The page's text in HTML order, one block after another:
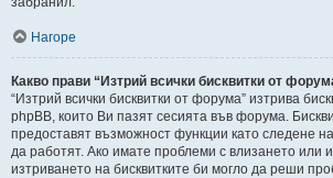
Нагоре
Какво прави “Изтрий всички бисквитки от
“Изтрий всички бисквитки от форума” изтрива
phpBB, които Ви пазят сесията във форума.
предоставят възможност функции като следене
да работят. Ако имате проблеми с влизането или
изтриването на бисквитките би могло да реши